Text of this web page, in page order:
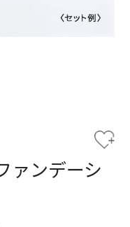
ァンデーシ